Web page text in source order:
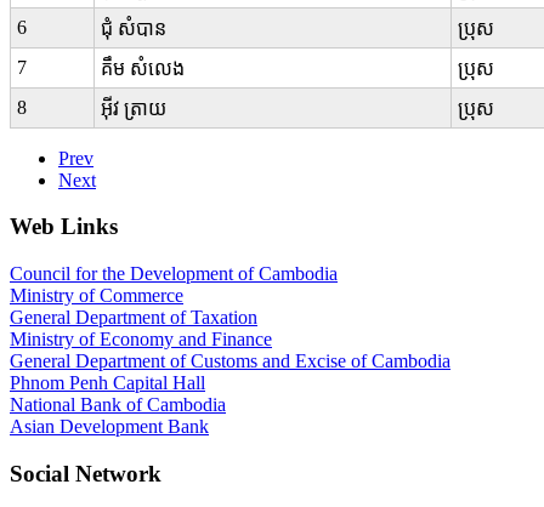
6
ជុំ សំបាន
ប្រុស
7
គឹម សំលេង
ប្រុស
8
អ៊ីវ ត្រាយ ប្រុស
Prev
Next
Web Links
Council for the Development of Cambodia
Ministry of Commerce
General Department of Taxation
Ministry of Economy and Finance
General Department of Customs and Excise of Cambodia
Phnom Penh Capital Hall
National Bank of Cambodia
Asian Development Bank
Social Network